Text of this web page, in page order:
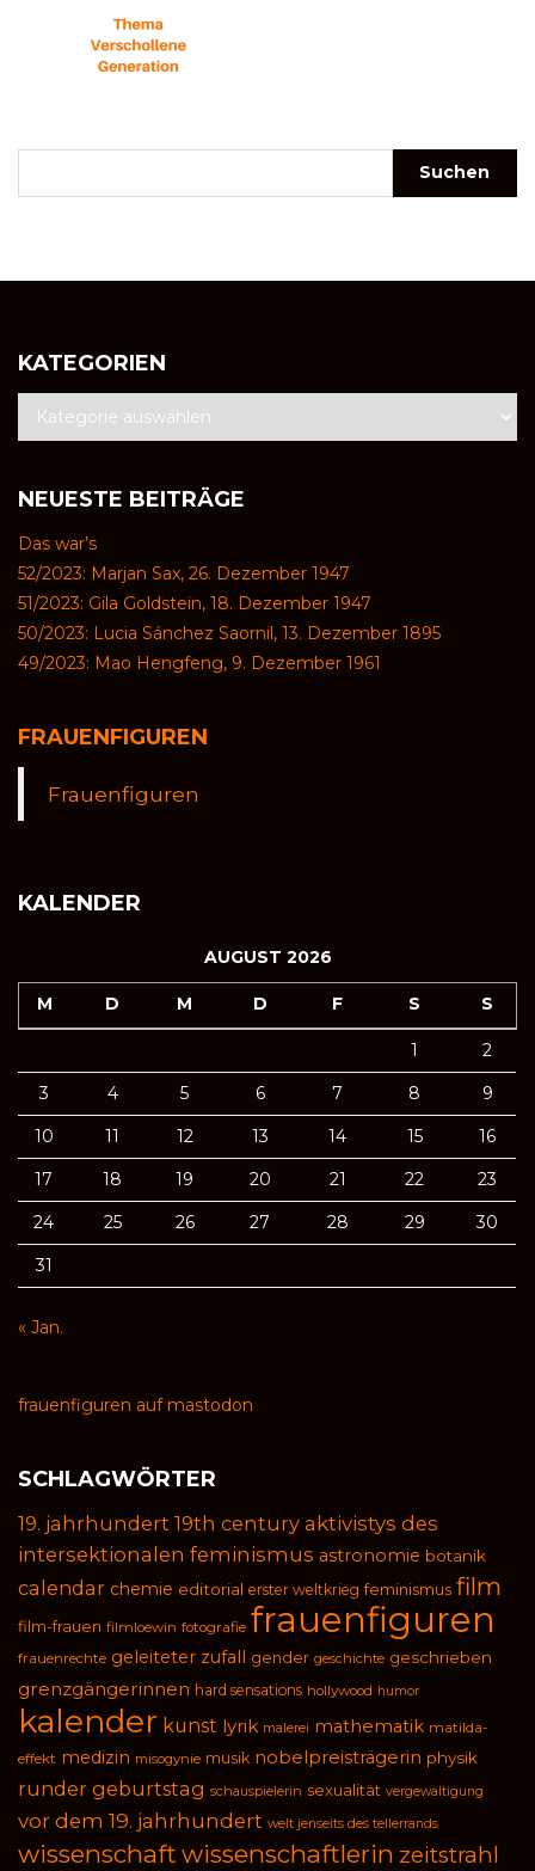
KATEGORIEN
NEUESTE BEITRÄGE
Das war’s
52/2023: Marjan Sax, 26. Dezember 1947
51/2023: Gila Goldstein, 18. Dezember 1947
50/2023: Lucia Sánchez Saornil, 13. Dezember 1895
49/2023: Mao Hengfeng, 9. Dezember 1961
FRAUENFIGUREN
Frauenfiguren
KALENDER
AUGUST 2026
M D M D F S S
1
2
3
4 5 6 7 8
9
10
11 12 13 14 15
16
17
18 19 20 21 22
23
24
25 26 27 28 29
30
31
« Jan.
frauenfiguren auf mastodon
SCHLAGWÖRTER
19. jahrhundert 19th century aktivistys des
intersektionalen feminismus astronomie botanik
calendar chemie editorial erster weltkrieg feminismus film
film-frauen filmloewin fotografie frauenfiguren
frauenrechte geleiteter zufall gender geschichte geschrieben
grenzgängerinnen hard sensations hollywood humor
kalender kunst lyrik malerei mathematik matilda-
effekt medizin misogynie musik nobelpreisträgerin physik
runder geburtstag schauspielerin sexualität vergewaltigung
vor dem 19. jahrhundert welt jenseits des tellerrands
wissenschaft wissenschaftlerin zeitstrahl